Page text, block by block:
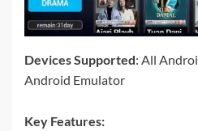
Devices Supported: All
Android Emulator
Key Features: